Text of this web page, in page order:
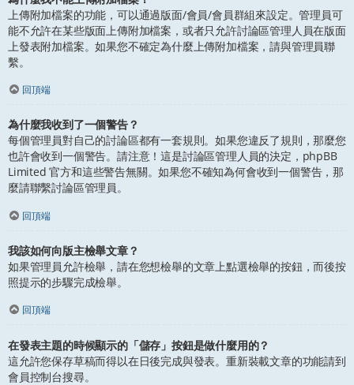
上傳附加檔案的功能，可以通過版面/會員/會員群組來設定。管理員可
能不允許在某些版面上傳附加檔案，或者只允許討論區管理人員在版面
上發表附加檔案。如果您不確定為什麼上傳附加檔案，請與管理員聯
繫。
回頂端
為什麼我收到了一個警告？
每個管理員對自己的討論區都有一套規則。如果您違反了規則，那麼您
也許會收到一個警告。請注意！這是討論區管理人員的決定，phpBB
Limited 官方和這些警告無關。如果您不確知為何會收到一個警告，那
麼請聯繫討論區管理員。
回頂端
我該如何向版主檢舉文章？
如果管理員允許檢舉，請在您想檢舉的文章上點選檢舉的按鈕，而後按
照提示的步驟完成檢舉。
回頂端
在發表主題的時候顯示的「儲存」按鈕是做什麼用的？
這允許您保存草稿而得以在日後完成與發表。重新裝載文章的功能請到
會員控制台搜尋。